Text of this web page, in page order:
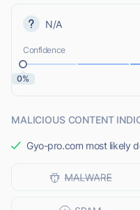
N/A
Confidence
0%
MALICIOUS CONTENT
Gyo-pro.com most likely